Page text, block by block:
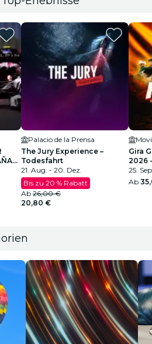
Palacio de la Prensa
The Jury Experience –
Todesfahrt
21. Aug. - 20. Dez.
Bis zu 20 % Rabatt
Ab 26,00 €
20,80 €
Gira
2026
25.
Ab